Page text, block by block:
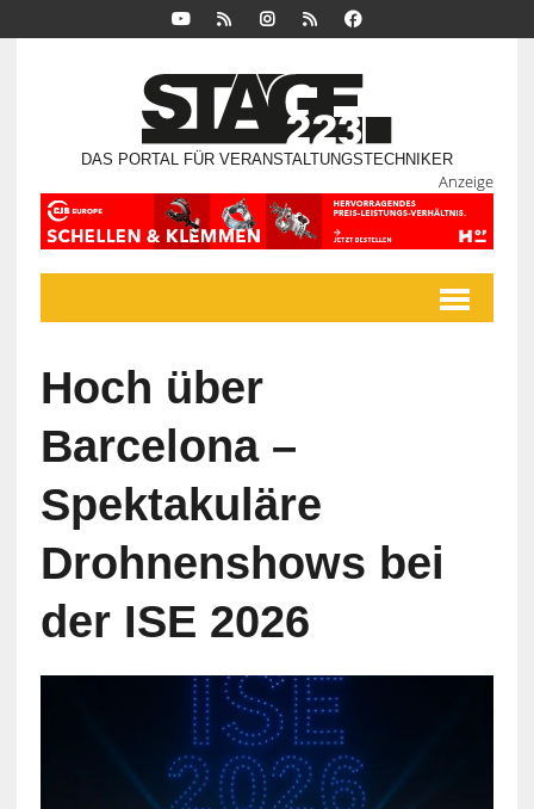
DAS PORTAL FÜR VERANSTALTUNGSTECHNIKER
Anzeige
Hoch über
Barcelona –
Spektakuläre
Drohnenshows bei
der ISE 2026